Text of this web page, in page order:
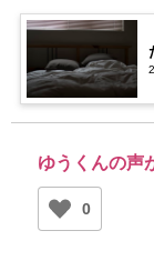
ゆうくんの声
0